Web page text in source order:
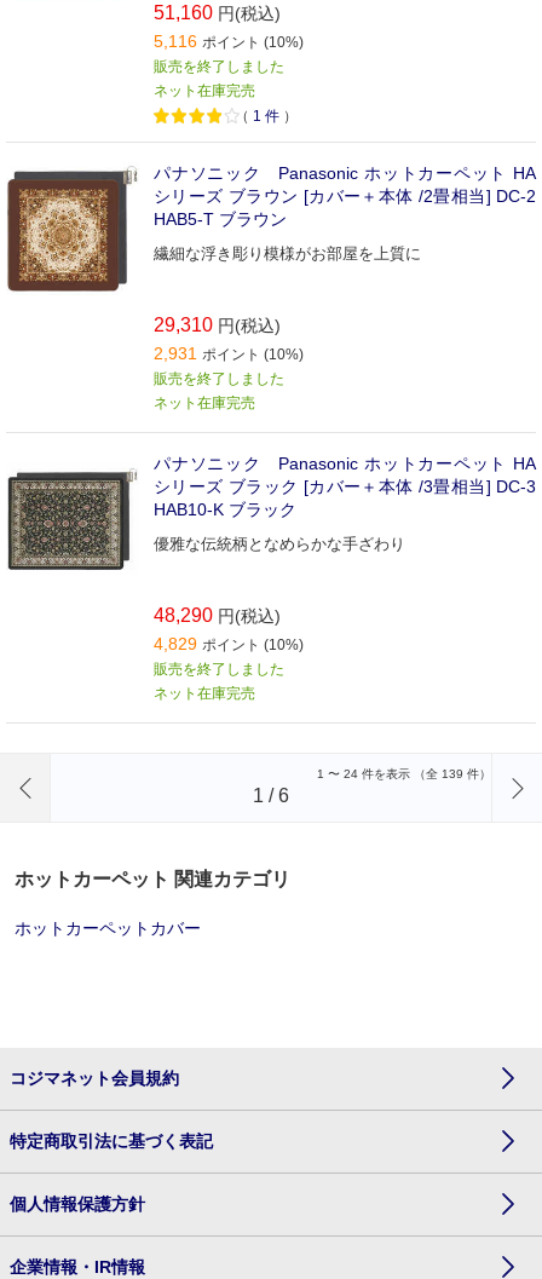
51,160 円(税込)
5,116 ポイント (10%)
販売を終了しました
ネット在庫完売
（ 1 件 ）
パナソニック Panasonic ホットカーペット HA
シリーズ ブラウン [カバー＋本体 /2畳相当] DC-2
HAB5-T ブラウン
繊細な浮き彫り模様がお部屋を上質に
29,310 円(税込)
2,931 ポイント (10%)
販売を終了しました
ネット在庫完売
パナソニック Panasonic ホットカーペット HA
シリーズ ブラック [カバー＋本体 /3畳相当] DC-3
HAB10-K ブラック
優雅な伝統柄となめらかな手ざわり
48,290 円(税込)
4,829 ポイント (10%)
販売を終了しました
ネット在庫完売
1 〜 24 件を表示 （全 139 件）
1 /6
ホットカーペット 関連カテゴリ
ホットカーペットカバー
コジマネット会員規約
特定商取引法に基づく表記
個人情報保護方針
企業情報・IR情報